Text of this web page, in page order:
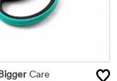
Care